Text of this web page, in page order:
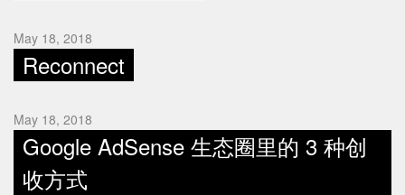
May 18, 2018
Reconnect
May 18, 2018
Google AdSense 生态圈里的 3 种创
收方式